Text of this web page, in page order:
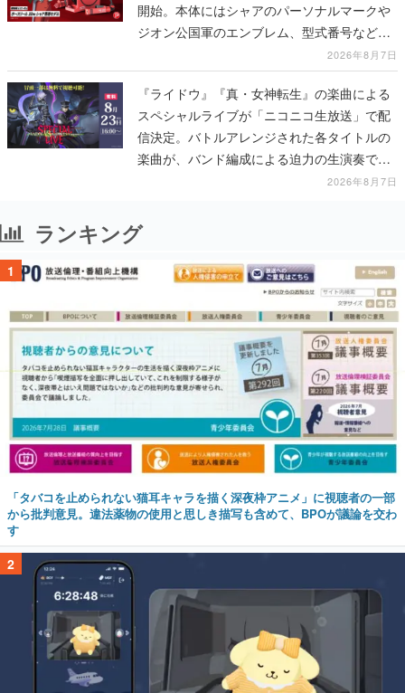
開始。本体にはシャアのパーソナルマークや
ジオン公国軍のエンブレム、型式番号などを
2026年8月7日
『ライドウ』『真・女神転生』の楽曲による
スペシャルライブが「ニコニコ生放送」で配
信決定。バトルアレンジされた各タイトルの
楽曲が、バンド編成による迫力の生演奏で披
露、冒頭部分は“無料”で視聴できる2026年8月7日
ランキング
1
「タバコを止められない猫耳キャラを描く深夜枠アニメ」に視聴者の一部
から批判意見。違法薬物の使用と思しき描写も含めて、BPOが議論を交わ
す
2